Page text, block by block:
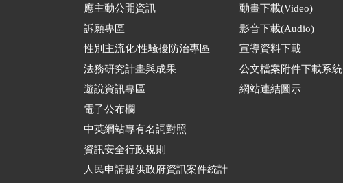
應主動公開資訊
訴願專區
性別主流化/性騷擾防治專區
法務研究計畫與成果
遊說資訊專區
電子公布欄
中英網站專有名詞對照
資訊安全行政規則
人民申請提供政府資訊案件統計
動畫下載(Video)
影音下載(Audio)
宣導資料下載
公文檔案附件下載系統
網站連結圖示